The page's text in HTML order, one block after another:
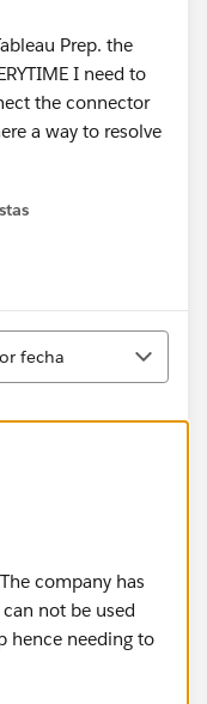
Prep. the
I need to
the connector
a way to resolve
fecha
company has
not be used
hence needing to